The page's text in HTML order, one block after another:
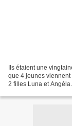
Ils étaient une
que 4 jeunes
2 filles Luna et Angéla.